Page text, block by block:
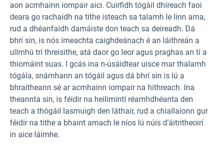
aon acmhainn iompair aici. Cuirfidh tógáil dhíreach faoi
deara go rachaidh na tithe isteach sa talamh le linn ama,
rud a dhéanfaidh damáiste don teach sa deireadh. Dá
bhrí sin, is nós imeachta caighdeánach é an láithreán a
ullmhú trí threisithe, atá daor go leor agus praghas an tí a
thiomáint suas. I gcás ina n-úsáidtear uisce mar thalamh
tógála, snámhann an tógáil agus dá bhrí sin is lú a
bhraitheann sé ar acmhainn iompair na hithreach. Ina
theannta sin, is féidir na heilimintí réamhdhéanta den
teach a thógáil lasmuigh den láthair, rud a chiallaíonn gur
féidir na tithe a bhaint amach le níos lú núis d’áitritheoirí
in aice láimhe.